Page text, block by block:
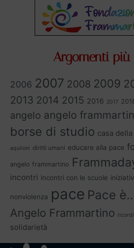
Argomenti
2006 2007 2008 2009
2013 2014 2015 2016 2017
angelo angelo
borse di studio casa
aquiloni diritti umani educare alla pace
angelo frammartino
incontri incontri con le scuole
nonviolenza pace Pace
Angelo Frammartino ricordi
solidarietà